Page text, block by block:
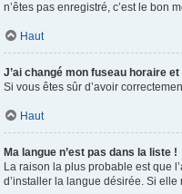
n’êtes pas enregistré, c’est le bon
Haut
J’ai changé mon fuseau horaire
Si vous êtes sûr d’avoir
Haut
Ma langue n’est pas dans la liste !
La raison la plus probable est que
d’installer la langue désirée. Si elle